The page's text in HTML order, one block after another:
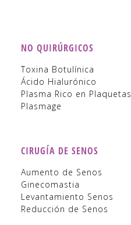
NO QUIRÚRGICOS
Toxina Botulínica
Ácido Hialurónico
Plasma Rico en Plaquetas
Plasmage
CIRUGÍA DE SENOS
Aumento de Senos
Ginecomastia
Levantamiento Senos
Reducción de Senos